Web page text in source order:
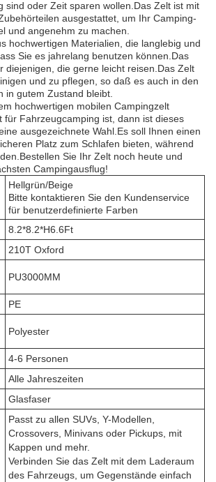
sind oder Zeit sparen wollen.Das Zelt ist mit
ausgestattet, um Ihr Camping-
und angenehm zu machen.
hochwertigen Materialien, die langlebig und
Sie es jahrelang benutzen können.Das
diejenigen, die gerne leicht reisen.Das Zelt
und zu pflegen, so daß es auch in den
in gutem Zustand bleibt.
hochwertigen mobilen Campingzelt
für Fahrzeugcamping ist, dann ist dieses
ausgezeichnete Wahl.Es soll Ihnen einen
Platz zum Schlafen bieten, während
Sie Ihr Zelt noch heute und
Campingausflug!
Hellgrün/Beige
Bitte kontaktieren Sie den Kundenservice
für benutzerdefinierte Farben
8.2*8.2*H6.6Ft
210T Oxford
PU3000MM
PE
Polyester
4-6 Personen
Alle Jahreszeiten
Glasfaser
Passt zu allen SUVs, Y-Modellen,
Crossovers, Minivans oder Pickups, mit
Kappen und mehr.
Verbinden Sie das Zelt mit dem Laderaum
des Fahrzeugs, um Gegenstände einfach